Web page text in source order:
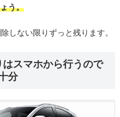
う。
しない限りずっと残ります。
スマホから行うので
分